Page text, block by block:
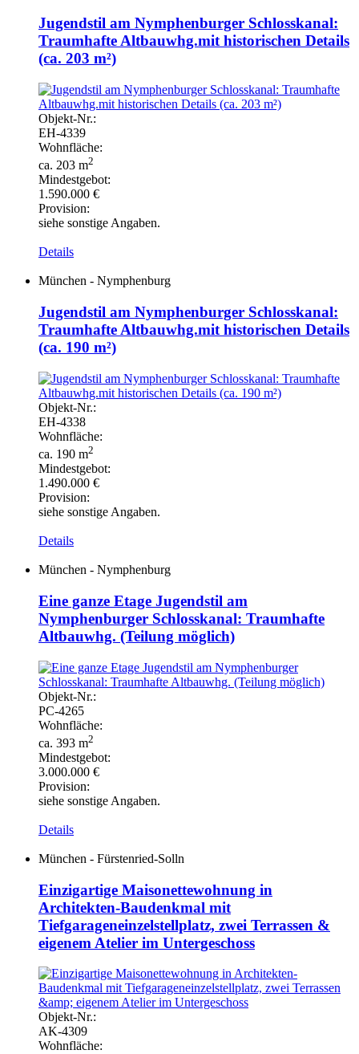
Jugendstil am Nymphenburger Schlosskanal:
Traumhafte Altbauwhg.mit historischen Details
(ca. 203 m²)
Objekt-Nr.:
EH-4339
Wohnfläche:
ca. 203 m2
Mindestgebot:
1.590.000 €
Provision:
siehe sonstige Angaben.
Details
München - Nymphenburg
Jugendstil am Nymphenburger Schlosskanal:
Traumhafte Altbauwhg.mit historischen Details
(ca. 190 m²)
Objekt-Nr.:
EH-4338
Wohnfläche:
ca. 190 m2
Mindestgebot:
1.490.000 €
Provision:
siehe sonstige Angaben.
Details
München - Nymphenburg
Eine ganze Etage Jugendstil am
Nymphenburger Schlosskanal: Traumhafte
Altbauwhg. (Teilung möglich)
Objekt-Nr.:
PC-4265
Wohnfläche:
ca. 393 m2
Mindestgebot:
3.000.000 €
Provision:
siehe sonstige Angaben.
Details
München - Fürstenried-Solln
Einzigartige Maisonettewohnung in
Architekten-Baudenkmal mit
Tiefgarageneinzelstellplatz, zwei Terrassen &
eigenem Atelier im Untergeschoss
Objekt-Nr.:
AK-4309
Wohnfläche: